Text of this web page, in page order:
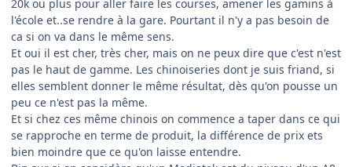
20k ou plus pour aller faire les courses, amener les gamins à
l'école et..se rendre à la gare. Pourtant il n'y a pas besoin de
ca si on va dans le même sens.
Et oui il est cher, très cher, mais on ne peux dire que c'est n'est
pas le haut de gamme. Les chinoiseries dont je suis friand, si
elles semblent donner le même résultat, dès qu'on pousse un
peu ce n'est pas la même.
Et si chez ces même chinois on commence a taper dans ce qui
se rapproche en terme de produit, la différence de prix ets
bien moindre que ce qu'on laisse entendre.